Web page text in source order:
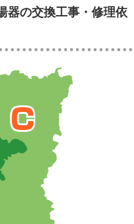
器の交換工事・修理依